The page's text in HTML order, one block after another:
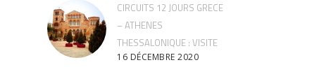
CIRCUITS 12 JOURS GRECE
– ATHENES
THESSALONIQUE : VISITE
16 DÉCEMBRE 2020